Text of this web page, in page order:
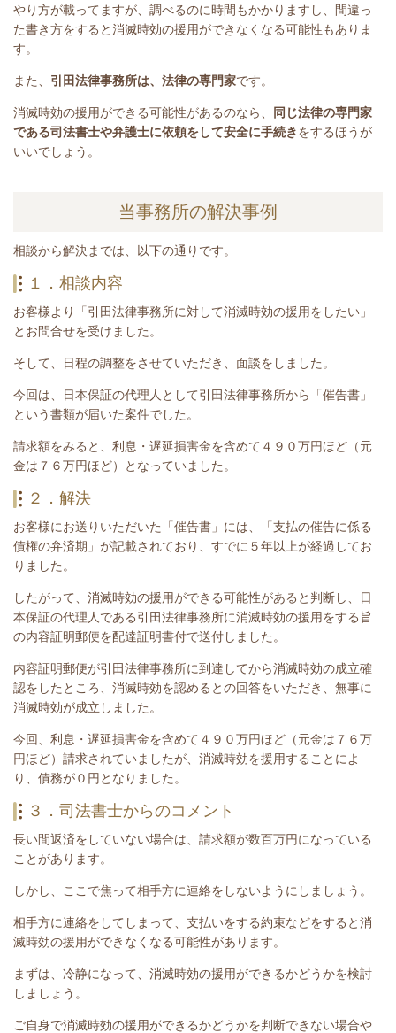
やり方が載ってますが、調べるのに時間もかかりますし、間違っ
た書き方をすると消滅時効の援用ができなくなる可能性もありま
す。
また、 引田法律事務所は、法律の専門家です。
消滅時効の援用ができる可能性があるのなら、
同じ法律の専門家
である司法書士や弁護士に依頼をして安全に手続きをするほうが
いいでしょう。
当事務所の解決事例
相談から解決までは、以下の通りです。
１．相談内容
お客様より「引田法律事務所に対して消滅時効の援用をしたい」
とお問合せを受けました。
そして、日程の調整をさせていただき、面談をしました。
今回は、日本保証の代理人として引田法律事務所から「催告書」
という書類が届いた案件でした。
請求額をみると、利息・遅延損害金を含めて４９０万円ほど（元
金は７６万円ほど）となっていました。
２．解決
お客様にお送りいただいた
「催告書」には、「支払の催告に係る
債権の弁済期」が記載されており、すでに５年以上が経過してお
りました。
したがって、消滅時効の援用ができる可能性があると判断し、日
本保証の代理人である引田法律事務所に消滅時効の援用をする旨
の内容証明郵便を配達証明書付で送付しました。
内容証明郵便が引田法律事務所に到達してから消滅時効の成立確
認をしたところ、消滅時効を認めるとの回答をいただき、無事に
消滅時効が成立しました。
今回、 利息・遅延損害金を含めて４９０万円ほど（元金は７６万
円ほど） 請求されていましたが、消滅時効を援用することによ
り、債務が０円となりました。
３．司法書士からのコメント
長い間返済をしていない場合は、請求額が数百万円になっている
ことがあります。
しかし、ここで焦って相手方に連絡をしないようにしましょう。
相手方に連絡をしてしまって、支払いをする約束などをすると消
滅時効の援用ができなくなる可能性があります。
まずは、 冷静になって、消滅時効の援用ができるかどうかを検討
しましょう。
ご自身で消滅時効の援用ができるかどうかを判断できない場合や